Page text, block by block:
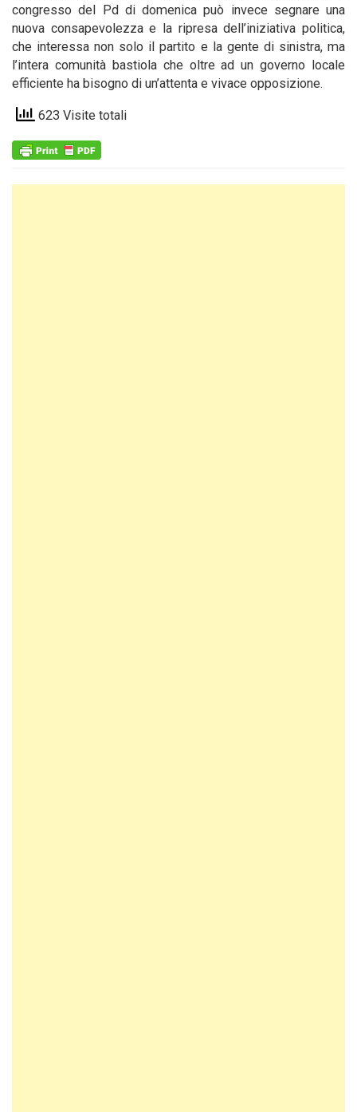
congresso del Pd di domenica può invece segnare una
nuova consapevolezza e la ripresa dell’iniziativa politica,
che interessa non solo il partito e la gente di sinistra, ma
l’intera comunità bastiola che oltre ad un governo locale
efficiente ha bisogno di un’attenta e vivace opposizione.
623 Visite totali